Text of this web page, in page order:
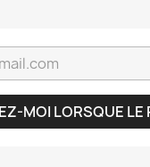
MOI LORSQUE